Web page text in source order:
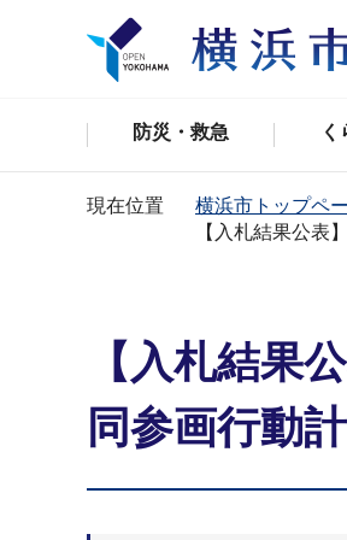
防災・救急 く
現在位置 横浜市トップペ
【入札結果公表
【入札結果
同参画行動